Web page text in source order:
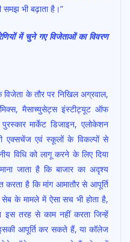
समझ भी बढ़ाता है।”
में चुने गए विजेताओं का विवरण
के तौर पर निखिल अग्रवाल,
मैसाच्युसेट्स इंस्टीट्यूट ऑफ
मार्केट डिजाइन, एलोकेशन
एक्सचेंज एवं स्कूलों के विकल्पों से
विधि को लागू करने के लिए दिया
जाता है कि बाजार का अदृश्य
करता है कि मांग आमातौर से आपूर्ति
के मामले में ऐसा सच भी होता है,
इस तरह से काम नहीं करता जिन्हें
आपूर्ति कर सकते हैं, या कॉलेज